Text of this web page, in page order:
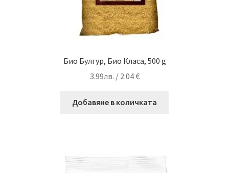
Био Булгур, Био Класа, 500 g
3.99лв. / 2.04 €
Добавяне в количката